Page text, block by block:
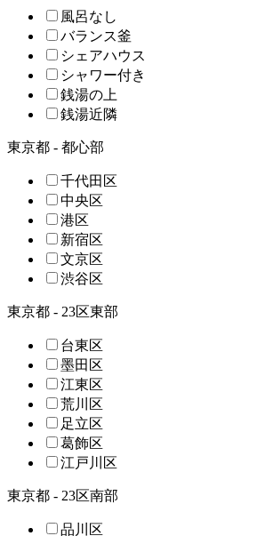
風呂なし
バランス釜
シェアハウス
シャワー付き
銭湯の上
銭湯近隣
東京都 - 都心部
千代田区
中央区
港区
新宿区
文京区
渋谷区
東京都 - 23区東部
台東区
墨田区
江東区
荒川区
足立区
葛飾区
江戸川区
東京都 - 23区南部
品川区